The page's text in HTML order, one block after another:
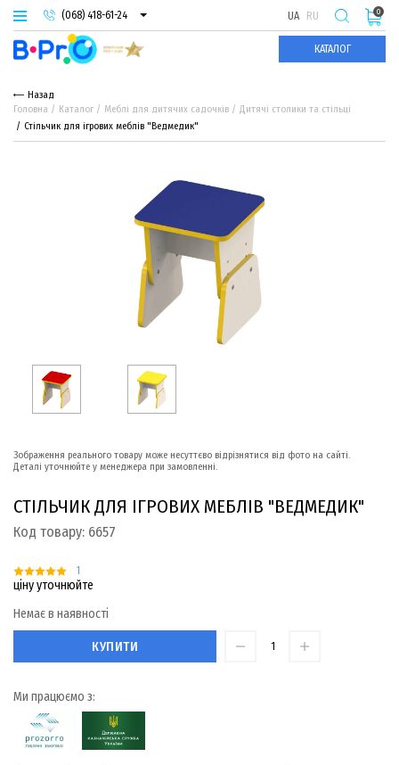
(068) 418-61-24
(093) 974-66-94
(095) 987-29-55
UA RU
КАТАЛОГ
0
Назад
Головна
Каталог Меблі для дитячих садочків
Дитячі столики та стільці
Стільчик для ігрових меблів "Ведмедик"
Зображення реального товару може несуттєво відрізнятися від фото на сайті.
Деталі уточнюйте у менеджера при замовленні.
СТІЛЬЧИК ДЛЯ ІГРОВИХ МЕБЛІВ "ВЕДМЕДИК"
Код товару: 6657
1
ціну уточнюйте
Немає в наявності
КУПИТИ
Ми працюємо з: